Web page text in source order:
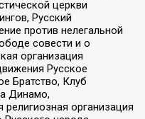
церкви
Русский
против нелегальной
совести и о
организация
Русское
Братство, Клуб
Динамо,
организация